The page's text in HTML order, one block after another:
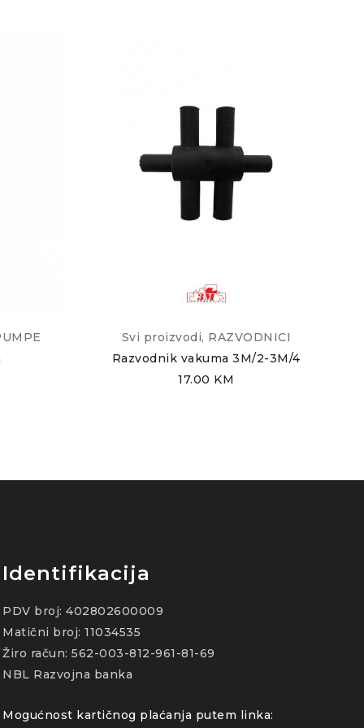
Svi proizvodi, RAZVODNICI
Razvodnik vakuma 3M/2-3M/4
17.00 KM
Identifikacija
PDV broj: 402802600009
Matični broj: 11034535
Žiro račun: 562-003-812-961-81-69
NBL Razvojna banka
Mogućnost kartičnog plaćanja putem linka: